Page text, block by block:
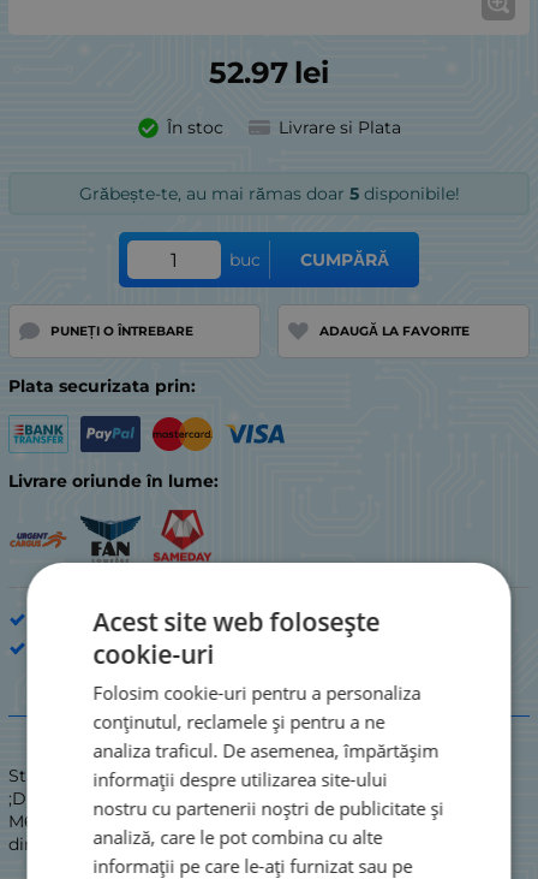
52.97 lei
În stoc Livrare si Plata
Grăbește-te, au mai rămas doar 5disponibile!
buc CUMPĂRĂ
PUNEȚI O ÎNTREBARE ADAUGĂ LA FAVORITE
Plata securizata prin:
Livrare oriunde în lume:
KUBARA LAMINA
Descriere
Stare: NOUĂ
;Diodă: redresoare cu șurub; 600V 70A; anod cu șurub; DO5;
M6; (anod corp) concepută pentru instalare în vrac.\nCurent
direct maxim::200 [A]\n
Acest site web folosește
cookie-uri
Folosim cookie-uri pentru a personaliza
conținutul, reclamele și pentru a ne
analiza traficul. De asemenea, împărtășim
informații despre utilizarea site-ului
nostru cu partenerii noștri de publicitate și
analiză, care le pot combina cu alte
informații pe care le-ați furnizat sau pe